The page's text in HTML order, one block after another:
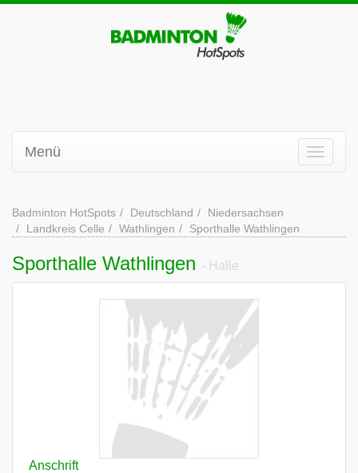
Menü
Badminton HotSpots Deutschland
Niedersachsen
Landkreis Celle
Wathlingen Sporthalle Wathlingen
Sporthalle Wathlingen - Halle
Anschrift